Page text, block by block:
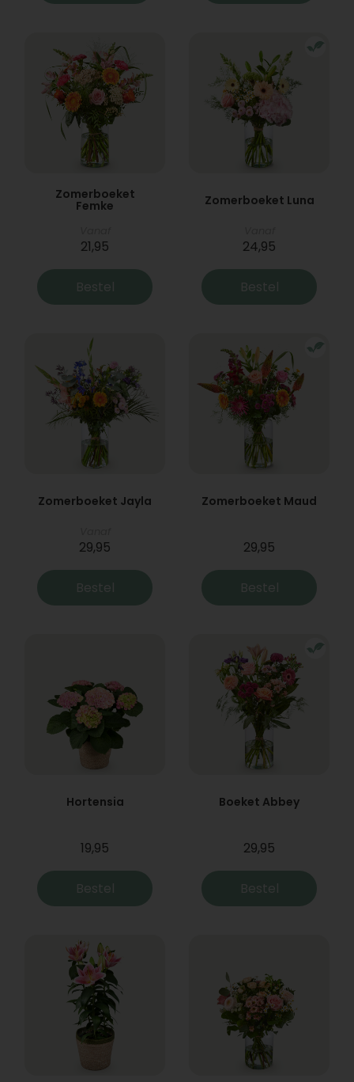
Zomerboeket
Femke
21,95
Bestel
Zomerboeket Luna
24,95
Bestel
Zomerboeket Jayla
29,95
Bestel
Zomerboeket Maud
29,95
Bestel
Hortensia
19,95
Bestel
Boeket Abbey
29,95
Bestel